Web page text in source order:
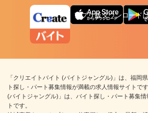
アプリ版ダウンロード
「クリエイトバイト (バイトジャングル)」は、福岡
ト探し・パート募集情報が満載の求人情報サイトで
(バイトジャングル)」は、バイト探し・パート募集
トです。